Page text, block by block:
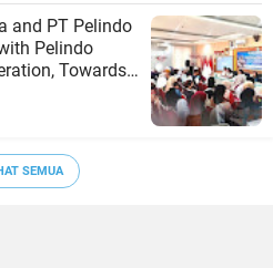
and PT Pelindo
Pelindo
Towards
SEMUA